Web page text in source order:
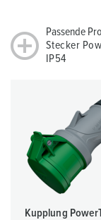
Passende
Stecker
IP54
Kupplung